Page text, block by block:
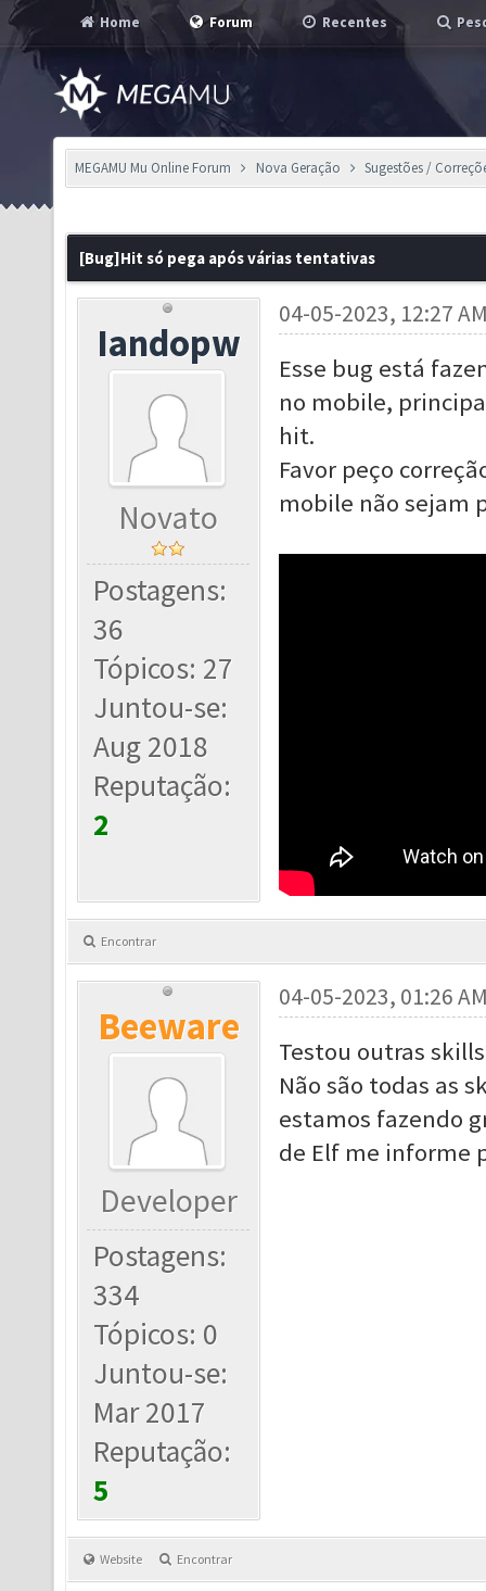
Home Forum Recentes
MEGAMU Mu Online Forum Nova Geração Sugestões /
[Bug]Hit só pega após várias tentativas
Iandopw
Novato
Postagens:
36
Tópicos: 27
Juntou-se:
Aug 2018
Reputação:
2
04-05-2023, 12:27
Esse bug está
no mobile,
hit.
Favor peço
mobile não sejam
Encontrar
Beeware
Developer
Postagens:
334
Tópicos: 0
Juntou-se:
Mar 2017
Reputação:
5
04-05-2023, 01:26
Testou outras
Não são todas as
estamos fazendo
de Elf me informe
Website Encontrar